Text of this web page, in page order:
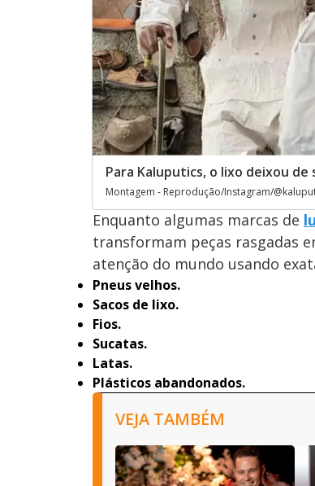
Para Kaluputics, o lixo deixou
Montagem - Reprodução/Instagram/
Enquanto algumas marcas de
transformam peças rasgadas
atenção do mundo usando
Pneus velhos.
Sacos de lixo.
Fios.
Sucatas.
Latas.
Plásticos abandonados.
VEJA TAMBÉM